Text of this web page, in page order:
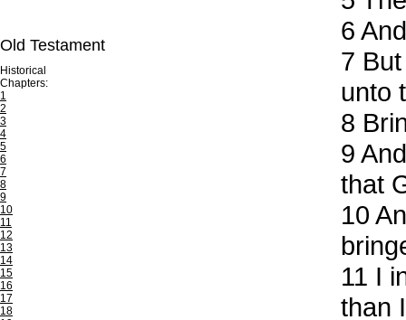
Old Testament
Historical
Chapters:
1
2
3
4
5
6
7
8
9
10
11
12
13
14
15
16
17
18
6
7
unto
8
9
that
10
11 I
than